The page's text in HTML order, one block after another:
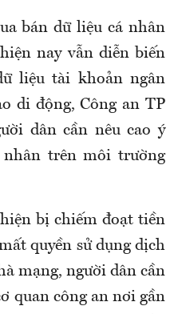
bán dữ liệu cá nhân
nay vẫn diễn biến
liệu tài khoản ngân
di động, Công an TP
dân cần nêu cao ý
trên môi trường
bị chiếm đoạt tiền
quyền sử dụng dịch
mạng, người dân cần
quan công an nơi gần